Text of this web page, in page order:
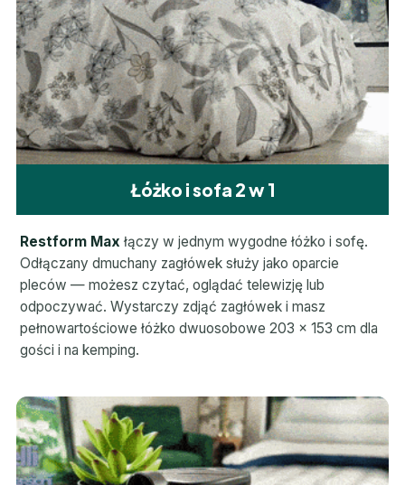
Łóżko i sofa 2 w 1
Restform Max łączy w jednym wygodne łóżko i sofę.
Odłączany dmuchany zagłówek służy jako oparcie
pleców — możesz czytać, oglądać telewizję lub
odpoczywać. Wystarczy zdjąć zagłówek i masz
pełnowartościowe łóżko dwuosobowe 203 × 153 cm dla
gości i na kemping.